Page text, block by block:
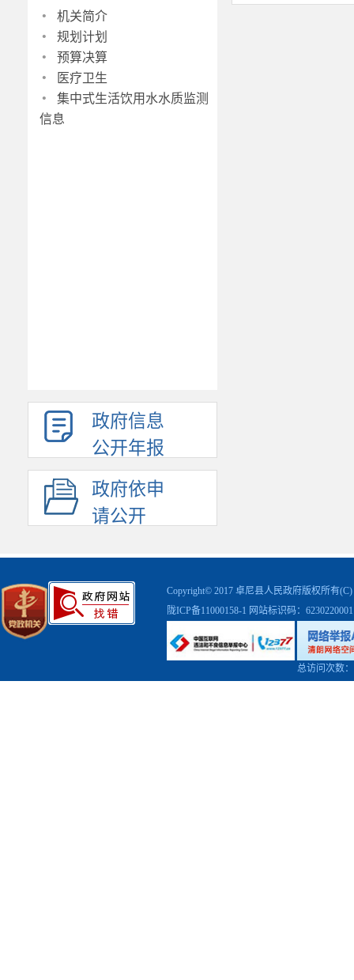
· 机关简介
· 规划计划
· 预算决算
· 医疗卫生
·
集中式生活饮用水水质监测
信息
政府信息
公开年报
政府依申
请公开
Copyright© 2017 卓尼县人民政府版权所有
陇ICP备11000158-1 网站标识码：
总访问次数：